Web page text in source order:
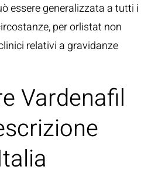
essere generalizzata a tutti i
per orlistat non
relativi a gravidanze
Vardenafil